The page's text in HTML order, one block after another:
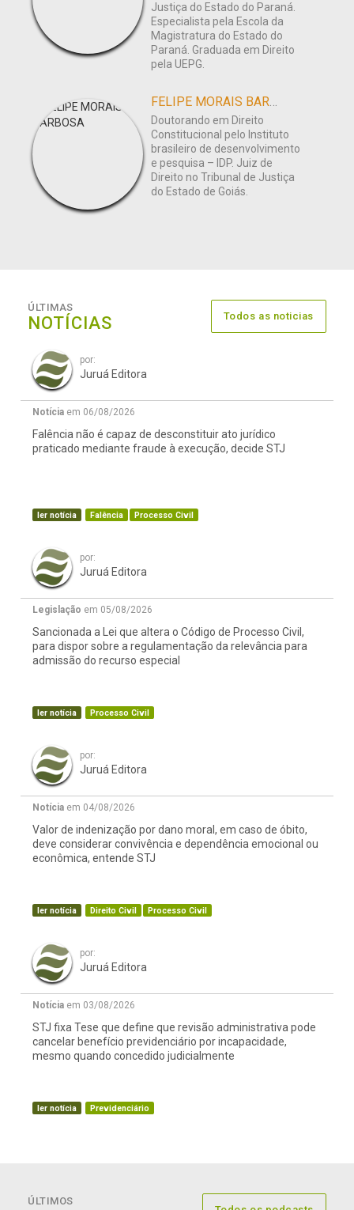
Justiça do Estado do Paraná.
Especialista pela Escola da
Magistratura do Estado do
Paraná. Graduada em Direito
pela UEPG.
FELIPE MORAIS BARBOSA
Doutorando em Direito
Constitucional pelo Instituto
brasileiro de desenvolvimento
e pesquisa – IDP. Juiz de
Direito no Tribunal de Justiça
do Estado de Goiás.
ÚLTIMAS
NOTÍCIAS Todos as noticias
por:
Juruá Editora
Notícia em 06/08/2026
Falência não é capaz de desconstituir ato jurídico
praticado mediante fraude à execução, decide STJ
ler notícia Falência Processo Civil
por:
Juruá Editora
Legislação em 05/08/2026
Sancionada a Lei que altera o Código de Processo Civil,
para dispor sobre a regulamentação da relevância para
admissão do recurso especial
ler notícia Processo Civil
por:
Juruá Editora
Notícia em 04/08/2026
Valor de indenização por dano moral, em caso de óbito,
deve considerar convivência e dependência emocional ou
econômica, entende STJ
ler notícia Direito Civil Processo Civil
por:
Juruá Editora
Notícia em 03/08/2026
STJ fixa Tese que define que revisão administrativa pode
cancelar benefício previdenciário por incapacidade,
mesmo quando concedido judicialmente
ler notícia Previdenciário
ÚLTIMOS